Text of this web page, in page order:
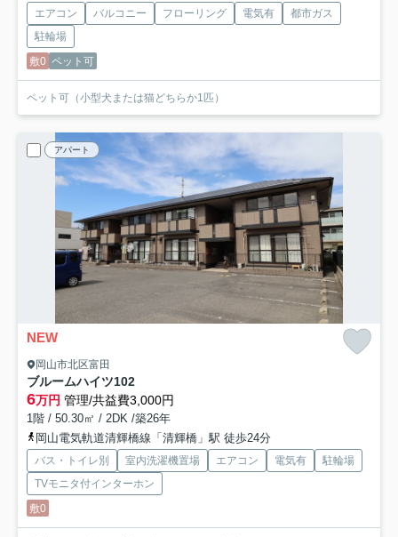
エアコン バルコニー フローリング 電気有
都市ガス
駐輪場
敷0 ペット可
ペット可（小型犬または猫どちらか1匹）
アパート
NEW
岡山市北区富田
ブルームハイツ102
6万円 管理/共益費3,000円
1階 / 50.30㎡ / 2DK /築26年
岡山電気軌道清輝橋線「清輝橋」駅 徒歩24分
バス・トイレ別 室内洗濯機置場 エアコン 電気有
駐輪場
TVモニタ付インターホン
敷0